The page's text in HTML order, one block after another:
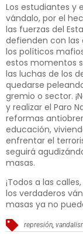
Los estudiantes y
vándalo, por el
las fuerzas del
defienden con las
los políticos
estos momentos
las luchas de los
quedarse
gremio o sector.
y realizar el Paro
reformas
educación,
enfrentar el
seguirá
masas.
¡Todos a las
los verdaderos
masas ya no
represión,